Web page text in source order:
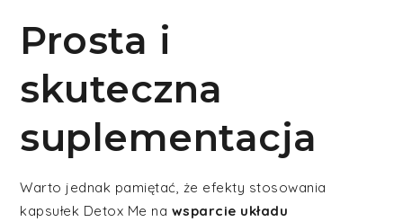
Prosta i
skuteczna
suplementacja
Warto jednak pamiętać, że efekty stosowania
kapsułek Detox Me na wsparcie układu